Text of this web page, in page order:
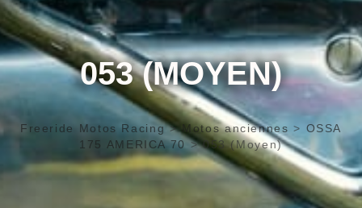
053 (MOYEN)
Freeride Motos Racing>Motos anciennes > OSSA
175 AMERICA 70 >053 (Moyen)